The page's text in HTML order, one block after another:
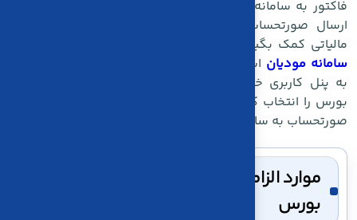
فاکتور به سامانه مودیان خواهد شد. مودیان می توانند برای
ارسال صورتحساب های خود از خدمات شرکت های معتمد
مالیاتی کمک بگیرند و یا با تهیه ی اشتراک از
سامانه مودیان استفاده کنند.بدین ترتیب می توانند با مراجعه
به پنل کاربری خود از قسمت الگوهای صورتحسابی ، الگوی
بورس را انتخاب کرده و با تکمیل موارد الزامی اقدام به ارسال
صورتحساب به سامانه مالیاتی نماید
موارد الزامی برای صورتحساب با الگوی
بورس